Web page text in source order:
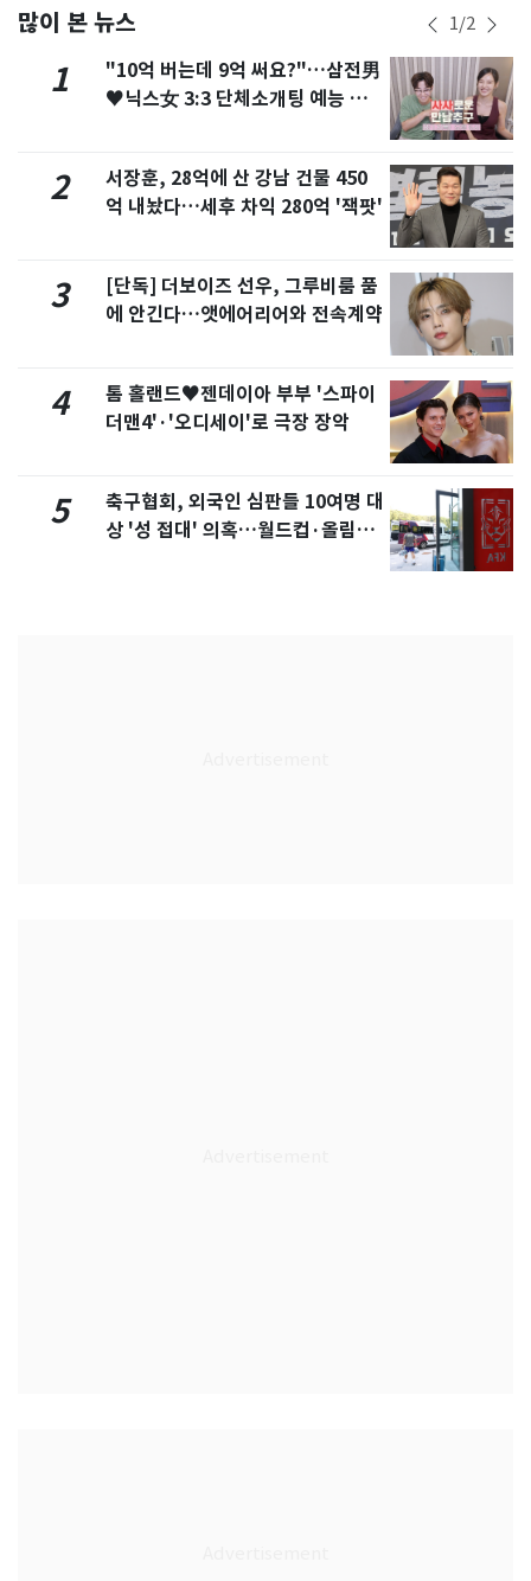
많이 본 뉴스 1/2
1
"10억 버는데 9억 써요?"…삼전男
♥닉스女 3:3 단체소개팅 예능 화
2
서장훈, 28억에 산 강남 건물 450
억 내놨다…세후 차익 280억 '잭팟'
3
[단독] 더보이즈 선우, 그루비룸 품
에 안긴다…앳에어리어와 전속계약
4
톰 홀랜드♥젠데이아 부부 '스파이
더맨4'·'오디세이'로 극장 장악
5
축구협회, 외국인 심판들 10여명 대
상 '성 접대' 의혹…월드컵·올림픽